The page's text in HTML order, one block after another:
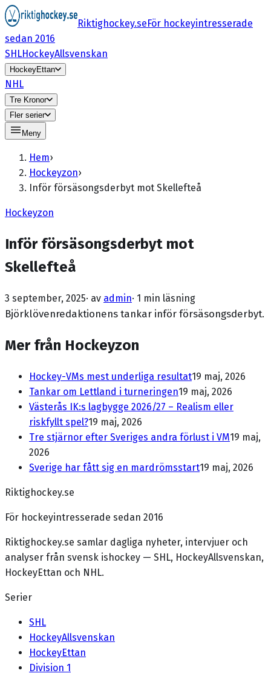
Riktighockey.seFör hockeyintresserade
sedan 2016
SHLHockeyAllsvenskan
HockeyEttan
NHL
Tre Kronor
Fler serier
Meny
Hem›
Hockeyzon›
Inför försäsongsderbyt mot Skellefteå
Hockeyzon
Inför försäsongsderbyt mot
Skellefteå
3 september, 2025· av admin· 1 min läsning
Björklövenredaktionens tankar inför försäsongsderbyt.
Mer från Hockeyzon
Hockey-VMs mest underliga resultat19 maj, 2026
Tankar om Lettland i turneringen19 maj, 2026
Västerås IK:s lagbygge 2026/27 – Realism eller
riskfyllt spel?19 maj, 2026
Tre stjärnor efter Sveriges andra förlust i VM19 maj,
2026
Sverige har fått sig en mardrömsstart19 maj, 2026
Riktighockey.se
För hockeyintresserade sedan 2016
Riktighockey.se samlar dagliga nyheter, intervjuer och
analyser från svensk ishockey — SHL, HockeyAllsvenskan,
HockeyEttan och NHL.
Serier
SHL
HockeyAllsvenskan
HockeyEttan
Division 1